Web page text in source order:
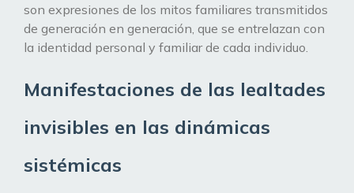
son expresiones de los mitos familiares transmitidos
de generación en generación, que se entrelazan con
la identidad personal y familiar de cada individuo.
Manifestaciones de las lealtades
invisibles en las dinámicas
sistémicas